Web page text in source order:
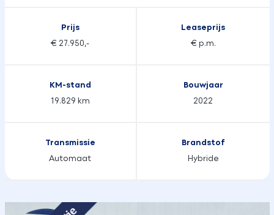
Prijs
€ 27.950,-
Leaseprijs
€ p.m.
KM-stand
19.829 km
Bouwjaar
2022
Transmissie
Automaat
Brandstof
Hybride